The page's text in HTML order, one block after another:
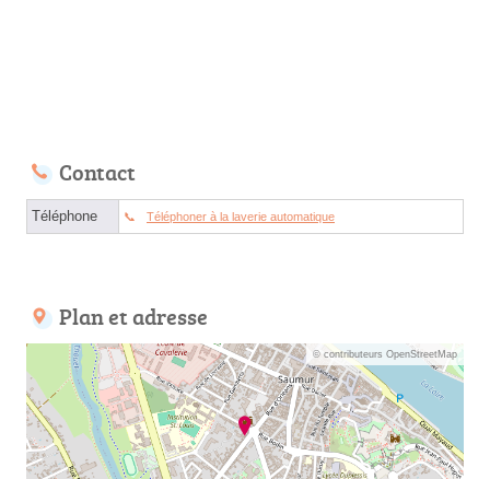
Contact
Téléphone Téléphoner à la laverie automatique
Plan et adresse
© contributeurs OpenStreetMap